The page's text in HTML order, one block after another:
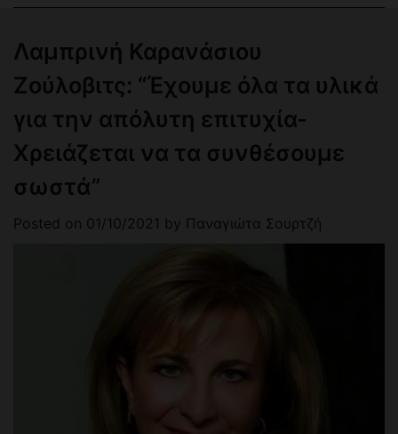
Λαμπρινή Καρανάσιου
Ζούλοβιτς: “Έχουμε όλα τα υλικά
για την απόλυτη επιτυχία-
Χρειάζεται να τα συνθέσουμε
σωστά”
Posted on 01/10/2021 by Παναγιώτα Σουρτζή